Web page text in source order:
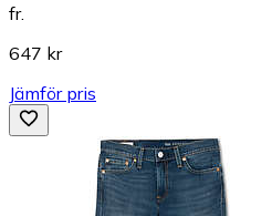
fr.
647 kr
Jämför pris